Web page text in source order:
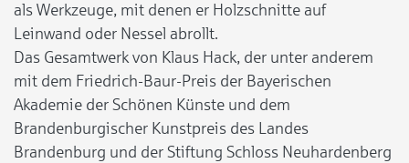
als Werkzeuge, mit denen er Holzschnitte auf
Leinwand oder Nessel abrollt.
Das Gesamtwerk von Klaus Hack, der unter anderem
mit dem Friedrich-Baur-Preis der Bayerischen
Akademie der Schönen Künste und dem
Brandenburgischer Kunstpreis des Landes
Brandenburg und der Stiftung Schloss Neuhardenberg